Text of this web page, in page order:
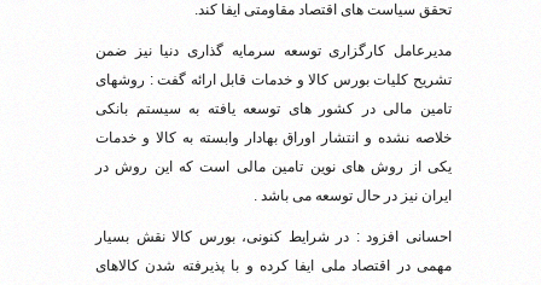
تحقق سیاست های اقتصاد مقاومتی ایفا کند.
مدیرعامل کارگزاری توسعه سرمایه گذاری دنیا نیز ضمن
تشریح کلیات بورس کالا و خدمات قابل ارائه گفت : روشهای
تامین مالی در کشور های توسعه یافته به سیستم بانکی
خلاصه نشده و انتشار اوراق بهادار وابسته به کالا و خدمات
یکی از روش های نوین تامین مالی است که این روش در
ایران نیز در حال توسعه می باشد .
احسانی افزود : در شرایط کنونی، بورس کالا نقش بسیار
مهمی در اقتصاد ملی ایفا کرده و با پذیرفته شدن کالاهای